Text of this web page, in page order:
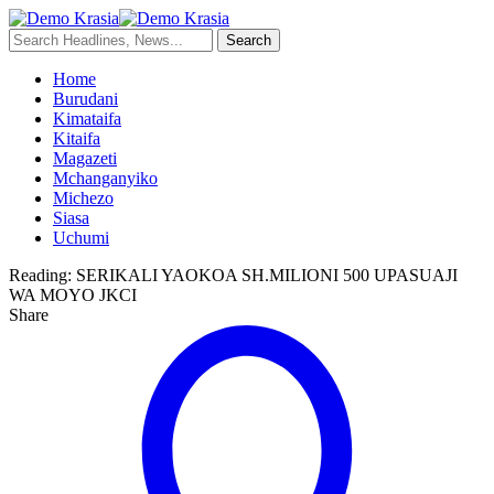
Home
Burudani
Kimataifa
Kitaifa
Magazeti
Mchanganyiko
Michezo
Siasa
Uchumi
Reading: SERIKALI YAOKOA SH.MILIONI 500 UPASUAJI
WA MOYO JKCI
Share